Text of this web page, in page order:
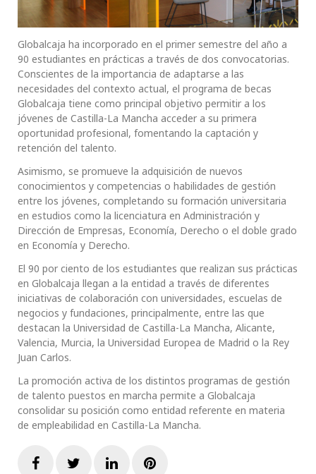
Globalcaja ha incorporado en el primer semestre del año a
90 estudiantes en prácticas a través de dos convocatorias.
Conscientes de la importancia de adaptarse a las
necesidades del contexto actual, el programa de becas
Globalcaja tiene como principal objetivo permitir a los
jóvenes de Castilla-La Mancha acceder a su primera
oportunidad profesional, fomentando la captación y
retención del talento.
Asimismo, se promueve la adquisición de nuevos
conocimientos y competencias o habilidades de gestión
entre los jóvenes, completando su formación universitaria
en estudios como la licenciatura en Administración y
Dirección de Empresas, Economía, Derecho o el doble grado
en Economía y Derecho.
El 90 por ciento de los estudiantes que realizan sus prácticas
en Globalcaja llegan a la entidad a través de diferentes
iniciativas de colaboración con universidades, escuelas de
negocios y fundaciones, principalmente, entre las que
destacan la Universidad de Castilla-La Mancha, Alicante,
Valencia, Murcia, la Universidad Europea de Madrid o la Rey
Juan Carlos.
La promoción activa de los distintos programas de gestión
de talento puestos en marcha permite a Globalcaja
consolidar su posición como entidad referente en materia
de empleabilidad en Castilla-La Mancha.
FacebookTwitterLinkedInPinterest